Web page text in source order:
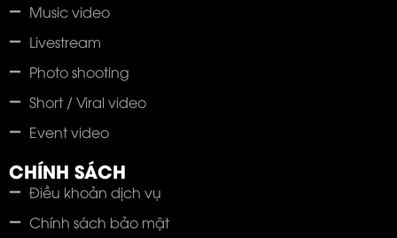
Music video
Livestream
Photo shooting
Short / Viral video
Event video
CHÍNH SÁCH
Điều khoản dịch vụ
Chính sách bảo mật